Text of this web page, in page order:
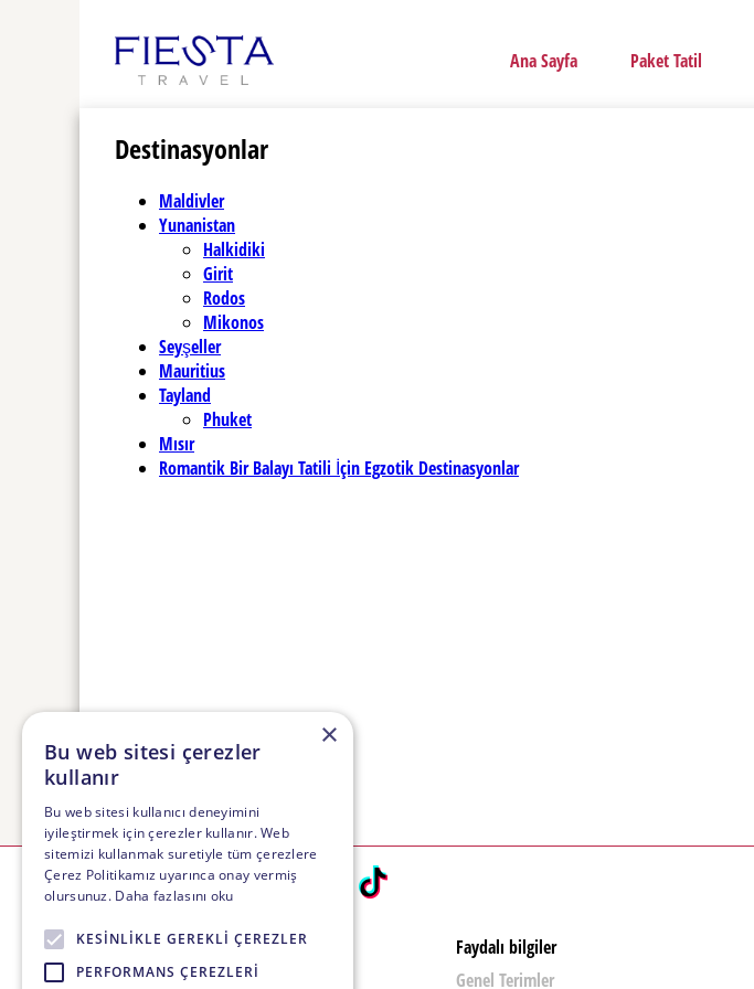
Ana Sayfa Paket Tatil
Destinasyonlar
Maldivler
Yunanistan
Halkidiki
Girit
Rodos
Mikonos
Seyşeller
Mauritius
Tayland
Phuket
Mısır
Romantik Bir Balayı Tatili İçin Egzotik Destinasyonlar
Bizi Takip Edin:
FIESTA Travel
Hakkımızda
Faydalı bilgiler
Genel Terimler
×
Bu web sitesi çerezler
kullanır
Bu web sitesi kullanıcı deneyimini
iyileştirmek için çerezler kullanır. Web
sitemizi kullanmak suretiyle tüm çerezlere
Çerez Politikamız uyarınca onay vermiş
olursunuz. Daha fazlasını oku
KESINLIKLE GEREKLI ÇEREZLER
PERFORMANS ÇEREZLERI